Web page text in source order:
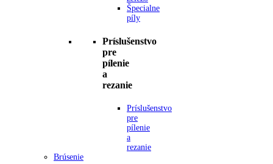
Špecialne
píly
Príslušenstvo
pre
pílenie
a
rezanie
Príslušenstvo
pre
pílenie
a
rezanie
Brúsenie